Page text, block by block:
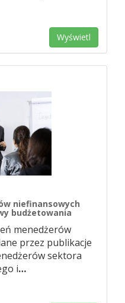
Wyświetl
niefinansowych
budżetowania
menedżerów
przez publikacje
sektora
i…